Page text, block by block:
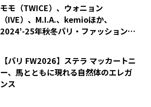
モモ（TWICE）、ウォニョン
（IVE）、M.I.A.、kemioほか、
2024’-25年秋冬パリ・ファッションウ
【パリ FW2026】ステラ マッカートニ
ー、馬とともに現れる自然体のエレガ
ンス